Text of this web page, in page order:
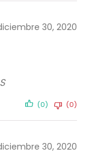
30, 2020
(0) (0)
30, 2020